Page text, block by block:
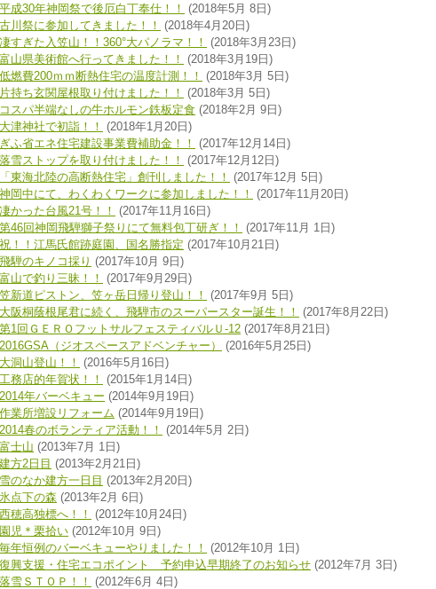
平成30年神岡祭で後厄白丁奉仕！！ (2018年5月 8日)
古川祭に参加してきました！！ (2018年4月20日)
凄すぎた入笠山！！360°大パノラマ！！ (2018年3月23日)
富山県美術館へ行ってきました！！ (2018年3月19日)
低燃費200ｍｍ断熱住宅の温度計測！！ (2018年3月 5日)
片持ち玄関屋根取り付けました！！ (2018年3月 5日)
コスパ半端なしの牛ホルモン鉄板定食 (2018年2月 9日)
大津神社で初詣！！ (2018年1月20日)
ぎふ省エネ住宅建設事業費補助金！！ (2017年12月14日)
落雪ストップを取り付けました！！ (2017年12月12日)
「東海北陸の高断熱住宅」創刊しました！！ (2017年12月 5日)
神岡中にて、わくわくワークに参加しました！！ (2017年11月20日)
凄かった台風21号！！ (2017年11月16日)
第46回神岡飛騨獅子祭りにて無料包丁研ぎ！！ (2017年11月 1日)
祝！！江馬氏館跡庭園、国名勝指定 (2017年10月21日)
飛騨のキノコ採り (2017年10月 9日)
富山で釣り三昧！！ (2017年9月29日)
笠新道ピストン、笠ヶ岳日帰り登山！！ (2017年9月 5日)
大阪桐蔭根尾君に続く、飛騨市のスーパースター誕生！！ (2017年8月22日)
第1回ＧＥＲＯフットサルフェスティバルＵ-12 (2017年8月21日)
2016GSA（ジオスペースアドベンチャー）
(2016年5月25日)
大洞山登山！！ (2016年5月16日)
工務店的年賀状！！ (2015年1月14日)
2014年バーベキュー (2014年9月19日)
作業所増設リフォーム (2014年9月19日)
2014春のボランティア活動！！ (2014年5月 2日)
富士山 (2013年7月 1日)
建方2日目 (2013年2月21日)
雪のなか建方一日目 (2013年2月20日)
氷点下の森 (2013年2月 6日)
西穂高独標へ！！ (2012年10月24日)
園児＊栗拾い (2012年10月 9日)
毎年恒例のバーベキューやりました！！ (2012年10月 1日)
復興支援・住宅エコポイント 予約申込早期終了のお知らせ (2012年7月 3日)
落雪ＳＴＯＰ！！ (2012年6月 4日)